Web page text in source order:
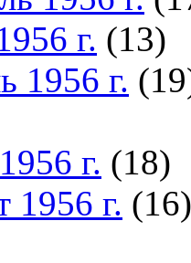
г. (13)
1956 г.
г. (18)
1956 г. (16)